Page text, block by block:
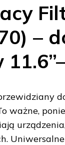
–
ważne,